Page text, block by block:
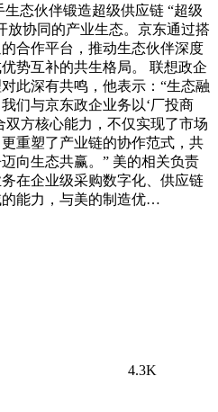
态伙伴锻造超级供应链 “超级
放协同的产业生态。京东通过搭
合作平台，推动生态伙伴深度
势互补的共生格局。 联想政企
此深有共鸣，他表示：“生态融
们与京东政企业务以‘厂投商
双方核心能力，不仅实现了市场
重塑了产业链的协作范式，共
向生态共赢。” 美的相关负责
在企业级采购数字化、供应链
能力，与美的制造优…
4.3K